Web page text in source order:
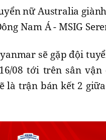
nữ Australia
Nam Á - MSIG
sẽ gặp đội
08 tới trên sân vận
là trận bán kết 2